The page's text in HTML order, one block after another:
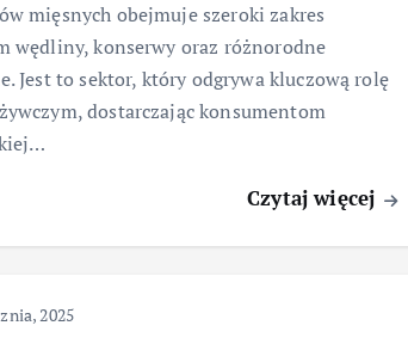
mięsnych obejmuje szeroki zakres
wędliny, konserwy oraz różnorodne
Jest to sektor, który odgrywa kluczową rolę
dostarczając konsumentom
Czytaj więcej
2025